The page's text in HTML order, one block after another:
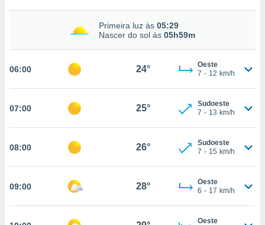
todos os
o
um perfil
e
Primeira luz às 05:29
Nascer do sol às 05h59m
06:00 24°
Oeste
7 - 12 km/h
07:00 25°
Sudoeste
7 - 13 km/h
08:00 26°
Sudoeste
7 - 15 km/h
09:00 28°
Oeste
6 - 17 km/h
Oeste